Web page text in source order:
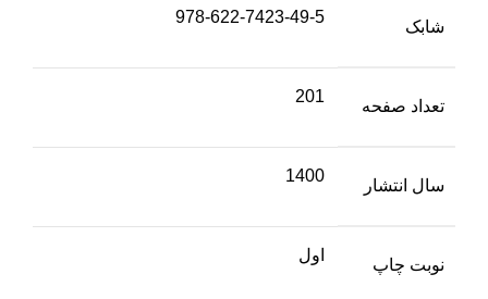
شابک
978-622-7423-49-5
تعداد صفحه
201
سال انتشار
1400
نوبت چاپ
اول